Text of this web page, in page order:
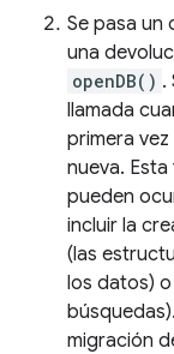
Se pasa un
una
openDB() .
llamada
primera
nueva.
pueden
incluir la
(las
los datos)
migración